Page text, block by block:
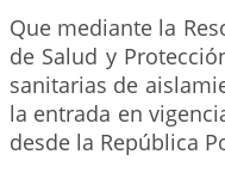
Que mediante la
de Salud y
sanitarias de
la entrada en
desde la República